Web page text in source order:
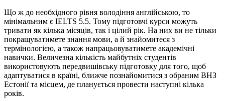
Що ж до необхідного рівня володіння англійською, то
мінімальним є IELTS 5.5. Тому підготовчі курси можуть
тривати як кілька місяців, так і цілий рік. На них ви не тільки
покращуватимете знання мови, а й знайомитеся з
термінологією, а також напрацьовуватимете академічні
навички. Величезна кількість майбутніх студентів
використовують передвишівську підготовку для того, щоб
адаптуватися в країні, ближче познайомитися з обраним ВНЗ
Естонії та місцем, де планується провести наступні кілька
років.